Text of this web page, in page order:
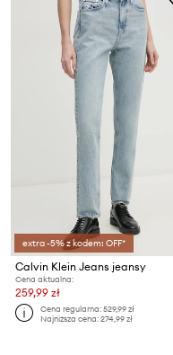
extra -5% z kodem: OFF*
Calvin Klein Jeans jeansy
Cena aktualna:
259,99 zł
Cena regularna:529,99 zł
Najniższa cena:274,99 zł